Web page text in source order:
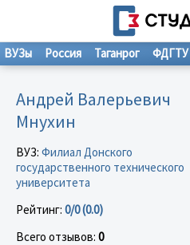
ВУЗы Россия Таганрог ФДГТУ
Андрей Валерьевич
Мнухин
ВУЗ: Филиал Донского
государственного технического
университета
Рейтинг: 0/0 (0.0)
Всего отзывов: 0